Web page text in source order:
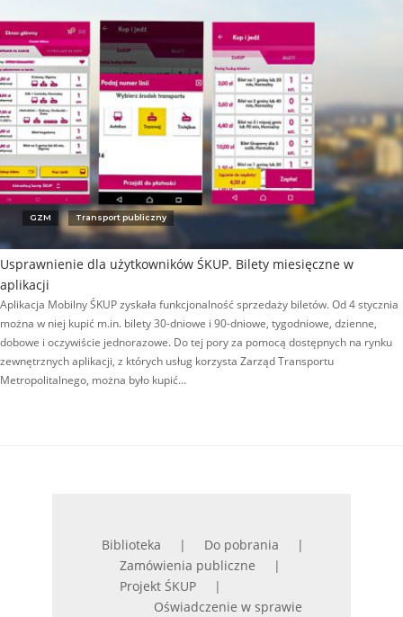
GZM Transport publiczny
Usprawnienie dla użytkowników ŚKUP. Bilety miesięczne w
aplikacji
Aplikacja Mobilny ŚKUP zyskała funkcjonalność sprzedaży biletów. Od 4 stycznia
można w niej kupić m.in. bilety 30-dniowe i 90-dniowe, tygodniowe, dzienne,
dobowe i oczywiście jednorazowe. Do tej pory za pomocą dostępnych na rynku
zewnętrznych aplikacji, z których usług korzysta Zarząd Transportu
Metropolitalnego, można było kupić…
Biblioteka
Do pobrania
Zamówienia publiczne
Projekt ŚKUP
Oświadczenie w sprawie